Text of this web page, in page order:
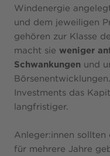
Windenergie
und dem jeweiligen
gehören zur Klasse
macht sie weniger
Schwankungen und
Investments das
langfristiger.
Anleger:innen
für mehrere Jahre